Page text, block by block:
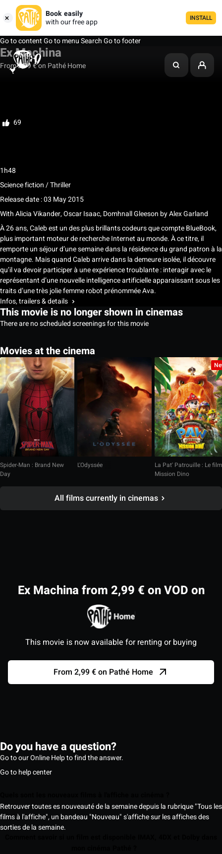
Book easily
with our free app
INSTALL
Go to contentGo to menuSearchGo to footer
Ex Machina
From 2,99 € on Pathé Home
69
1h48
Science fiction / Thriller
Release date : 03 May 2015
WithAlicia Vikander,Oscar Isaac,Domhnall Gleeson byAlex Garland
À 26 ans, Caleb est un des plus brillants codeurs que compte BlueBook,
plus important moteur de recherche Internet au monde. À ce titre, il
remporte un séjour d’une semaine dans la résidence du grand patron à la
montagne. Mais quand Caleb arrive dans la demeure isolée, il découvre
qu’il va devoir participer à une expérience troublante : interagir avec le
représentant d’une nouvelle intelligence artificielle apparaissant sous les
traits d’une très jolie femme robot prénommée Ava.
Infos, trailers & details
This movie is no longer shown in cinemas
There are no scheduled screenings for this movie
Movies at the cinema
Spider-Man : Brand New
Day
L'Odyssée
La Pat' Patrouille : Le film
Mission Dino
All films currently in cinemas
Ex Machina from 2,99 € on VOD on
This movie is now available for renting or buying
From 2,99 € on Pathé Home
Do you have a question?
Go to our Online Help to find the answer.
Go to help center
Retrouver toutes es nouveauté de la semaine depuis la rubrique "Tous les
films à l'affiche", un bandeau "Nouveau" s'affiche sur les affiches des
sorties de la semaine.